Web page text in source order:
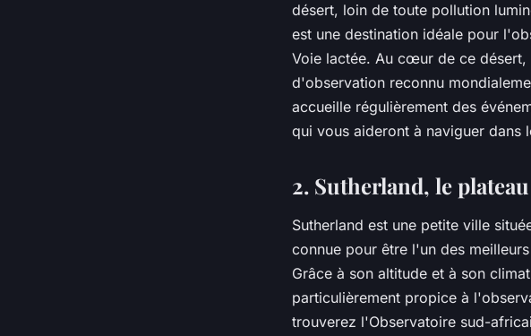
désert, loin de toute pollution
est une destination idéale pour
Voie lactée. Au cœur de ce
d'observation reconnu
accueille régulièrement des
qui vous aideront à naviguer dans
2. Sutherland, le
Sutherland est une petite ville
connue pour être l'un des
Grâce à son altitude et à son
particulièrement propice à
trouverez l'Observatoire sud-